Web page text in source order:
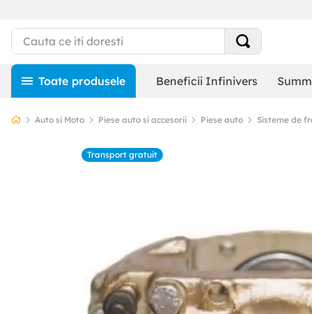
Beneficii Infinivers
Auto si Moto Piese auto si accesorii Piese auto Sisteme de
Transport gratuit